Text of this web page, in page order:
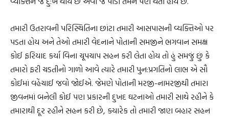
તમારી ઉતરાવની પરિસ્થિતિના છાંટા તમારી આસપાસની વ્યક્તિઓ પર
પડતા હોય અને તેઓ તમારી વેદનાને પોતાની સમજીને ભગવાન સમક્ષ
કોઈ ફરિયાદ કર્યા વિના ચૂપચાપ સહન કરી લેતા હોય તો હું સમજું છું કે
તમારો ફરી ચડતીનો ગાળો આવે ત્યારે તમારી પુન:પ્રગતિનો લાભ એ સૌ
કોઈમાં વહેંચાઈ જવો જોઈએ. જેમણે પોતાની મરજી-નામરજીથી તમારા
જીવનમાં બનેલી કોઈ પણ પ્રકારની દુખદ ઘટનાઓ તમારી સાથે રહીને કે
તમારાથી દૂર રહીને સહન કરી છે, ક્યારેક તો તમારી જાણ બહાર સહન